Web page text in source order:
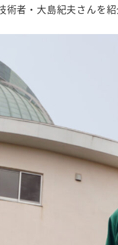
者・大島紀夫さんを紹